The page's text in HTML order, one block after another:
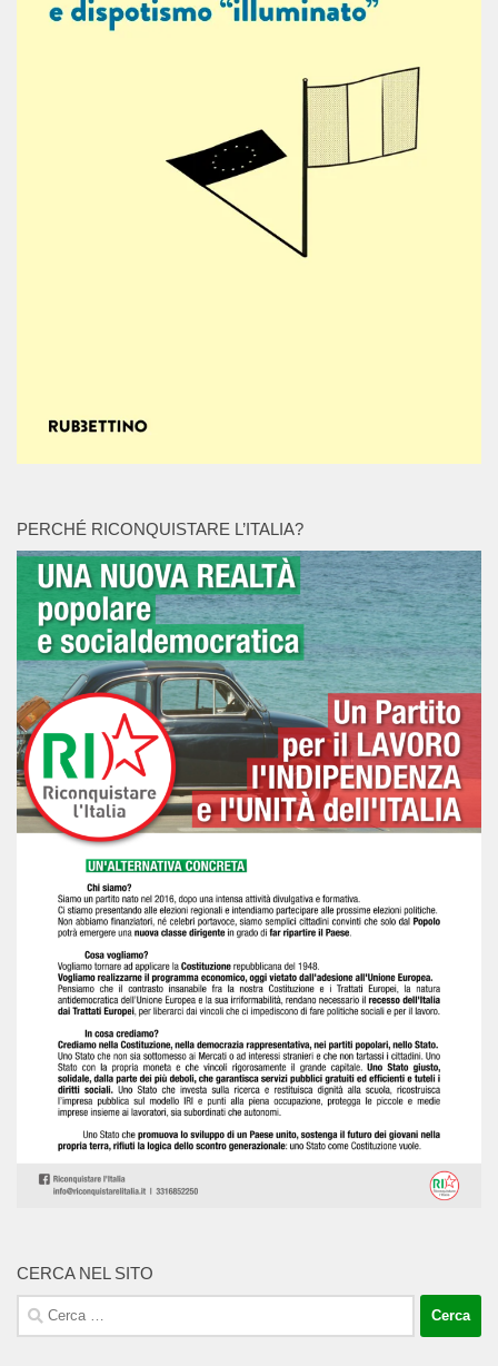
PERCHÉ RICONQUISTARE L’ITALIA?
CERCA NEL SITO
Ricerca
per: